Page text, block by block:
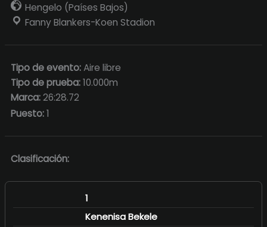
Hengelo (Países Bajos)
Fanny Blankers-Koen Stadion
Tipo de evento:Aire libre
Tipo de prueba:10.000m
Marca:26:28.72
Puesto:1
Clasificación:
1
Kenenisa Bekele